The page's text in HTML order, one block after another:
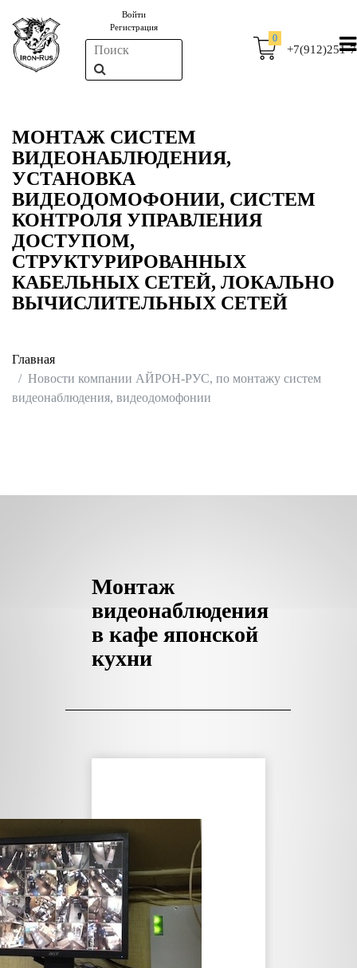
Войти
Регистрация
0
+7(912)251-
МОНТАЖ СИСТЕМ
ВИДЕОНАБЛЮДЕНИЯ,
УСТАНОВКА
ВИДЕОДОМОФОНИИ, СИСТЕМ
КОНТРОЛЯ УПРАВЛЕНИЯ
ДОСТУПОМ,
СТРУКТУРИРОВАННЫХ
КАБЕЛЬНЫХ СЕТЕЙ, ЛОКАЛЬНО
ВЫЧИСЛИТЕЛЬНЫХ СЕТЕЙ
Главная
Новости компании АЙРОН-РУС, по монтажу систем
видеонаблюдения, видеодомофонии
Монтаж
видеонаблюдения
в кафе японской
кухни